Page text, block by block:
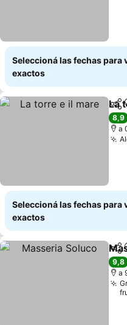
Seleccioná las fechas para
exactos
La
8,9
a
Seleccioná las fechas para
exactos
9,8
a